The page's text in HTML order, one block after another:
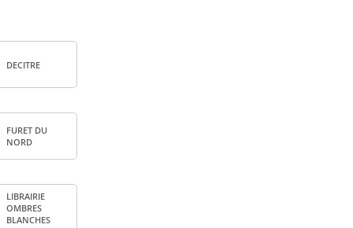
DECITRE
FURET DU
NORD
LIBRAI­RIE
OMBRES
BLANCHES